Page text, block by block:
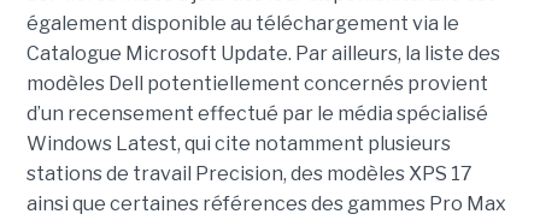
également disponible au téléchargement via le
Catalogue Microsoft Update. Par ailleurs, la liste des
modèles Dell potentiellement concernés provient
d’un recensement effectué par le média spécialisé
Windows Latest, qui cite notamment plusieurs
stations de travail Precision, des modèles XPS 17
ainsi que certaines références des gammes Pro Max